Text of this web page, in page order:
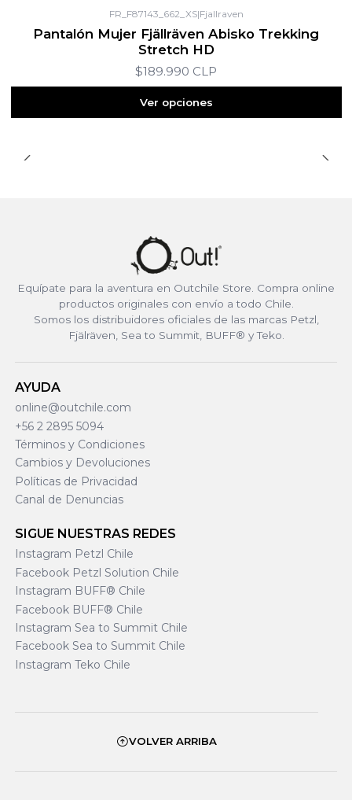
FR_F87143_662_XS|Fjallraven
Pantalón Mujer Fjällräven Abisko Trekking
Stretch HD
$189.990 CLP
Ver opciones
Equípate para la aventura en Outchile Store. Compra online
productos originales con envío a todo Chile.
Somos los distribuidores oficiales de las marcas Petzl,
Fjälräven, Sea to Summit, BUFF® y Teko.
AYUDA
online@outchile.com
+56 2 2895 5094
Términos y Condiciones
Cambios y Devoluciones
Políticas de Privacidad
Canal de Denuncias
SIGUE NUESTRAS REDES
Instagram Petzl Chile
Facebook Petzl Solution Chile
Instagram BUFF® Chile
Facebook BUFF® Chile
Instagram Sea to Summit Chile
Facebook Sea to Summit Chile
Instagram Teko Chile
VOLVER ARRIBA